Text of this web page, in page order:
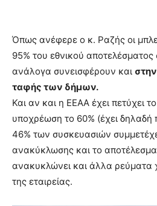
Όπως ανέφερε ο κ. Ραζής οι
95% του εθνικού
ανάλογα συνεισφέρουν και
ταφής των δήμων.
Και αν και η ΕΕΑΑ έχει πετύχει
υποχρέωση το 60% (έχει
46% των συσκευασιών
ανακύκλωσης και το αποτέλεσμα
ανακυκλώνει και άλλα ρεύματα
της εταιρείας.